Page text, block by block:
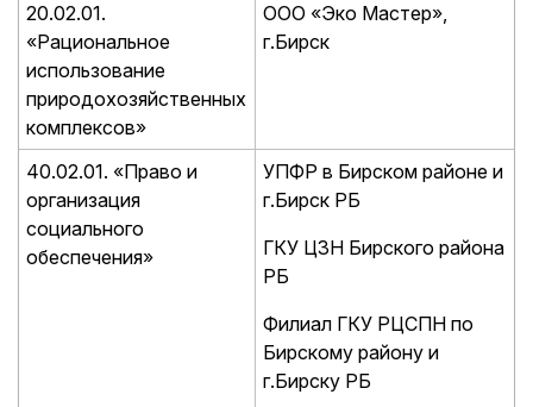
20.02.01.
«Рациональное
использование
природохозяйственных
комплексов»
ООО «Эко Мастер»,
г.Бирск
40.02.01. «Право и
организация
социального
обеспечения»
УПФР в Бирском районе и
г.Бирск РБ
ГКУ ЦЗН Бирского района
РБ
Филиал ГКУ РЦСПН по
Бирскому району и
г.Бирску РБ